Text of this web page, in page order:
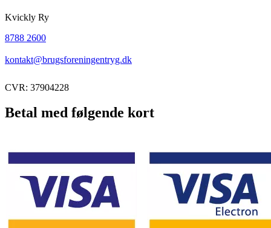
Kvickly Ry
8788 2600
kontakt@brugsforeningentryg.dk
CVR: 37904228
Betal med følgende kort